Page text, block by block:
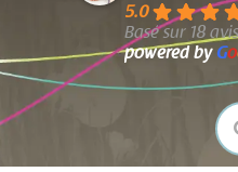
5.0
Basé sur 18 avis
powered byGo